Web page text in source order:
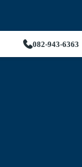
082-943-6363